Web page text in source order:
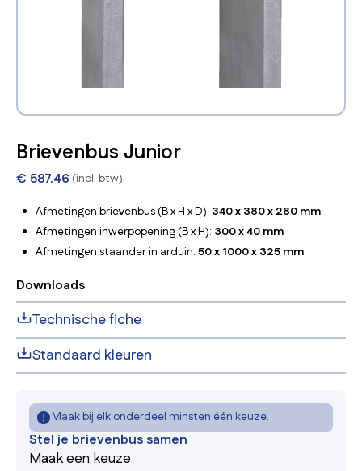
Brievenbus Junior
€ 587.46 (incl. btw)
Afmetingen brievenbus (B x H x D): 340 x 380 x 280 mm
Afmetingen inwerpopening (B x H): 300 x 40 mm
Afmetingen staander in arduin: 50 x 1000 x 325 mm
Downloads
Technische fiche
Standaard kleuren
Maak bij elk onderdeel minsten één keuze.
Stel je brievenbus samen
Maak een keuze